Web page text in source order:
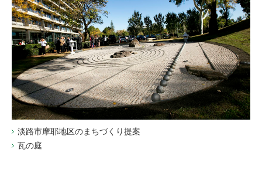
淡路市摩耶地区のまちづくり提案
瓦の庭